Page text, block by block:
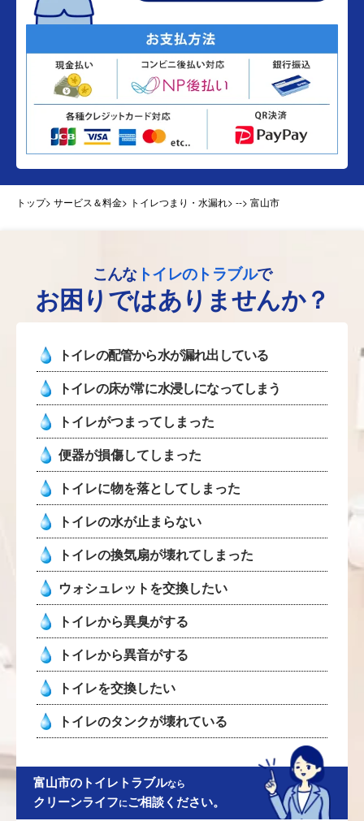
トップ> サービス＆料金> トイレつまり・水漏れ> --> 富山市
こんなトイレのトラブルで
お困りではありませんか？
トイレの配管から水が漏れ出している
トイレの床が常に水浸しになってしまう
トイレがつまってしまった
便器が損傷してしまった
トイレに物を落としてしまった
トイレの水が止まらない
トイレの換気扇が壊れてしまった
ウォシュレットを交換したい
トイレから異臭がする
トイレから異音がする
トイレを交換したい
トイレのタンクが壊れている
富山市のトイレトラブルなら
クリーンライフにご相談ください。